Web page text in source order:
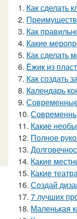
1. Как сделать
2.
3. Как
4. Какие
5. Как сделать
6. Ёжик из
7. Как создать
8. Календарь
9.
10.
11. Какие
12. Полное
13.
14. Какие
15. Какие
16. Создай
17. 7 лучших
18. Маленькая